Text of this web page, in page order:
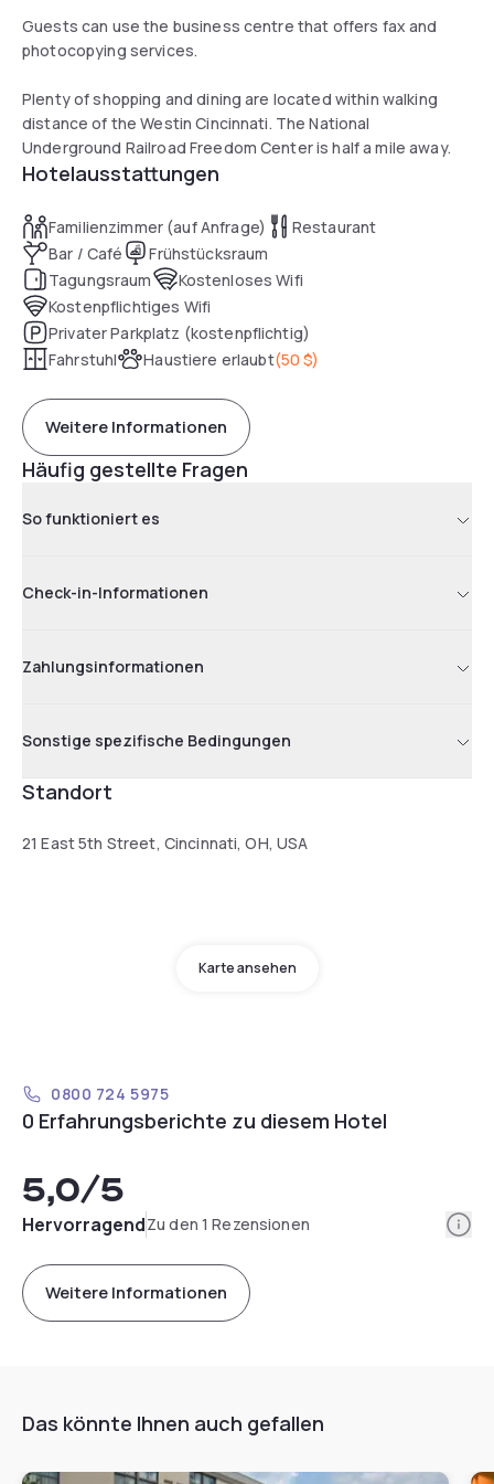
Guests can use the business centre that offers fax and
photocopying services.
Plenty of shopping and dining are located within walking
distance of the Westin Cincinnati. The National
Underground Railroad Freedom Center is half a mile away.
Hotelausstattungen
Familienzimmer (auf Anfrage)
Restaurant
Bar / Café
Frühstücksraum
Tagungsraum
Kostenloses Wifi
Kostenpflichtiges Wifi
Privater Parkplatz (kostenpflichtig)
Fahrstuhl
Haustiere erlaubt(50 $)
Weitere Informationen
Häufig gestellte Fragen
So funktioniert es
Check-in-Informationen
Zahlungsinformationen
Sonstige spezifische Bedingungen
Standort
21 East 5th Street, Cincinnati, OH, USA
Karte ansehen
0800 724 5975
0 Erfahrungsberichte zu diesem Hotel
5,0/5
HervorragendZu den 1 Rezensionen
Weitere Informationen
Das könnte Ihnen auch gefallen